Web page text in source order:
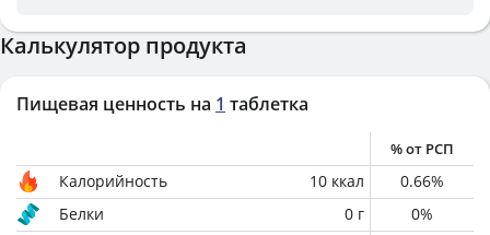
Калькулятор продукта
Пищевая ценность на 1 таблетка
% от РСП
Калорийность 10 ккал 0.66%
Белки
0 г 0%